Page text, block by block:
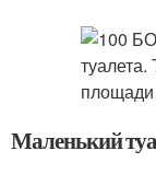
Маленький